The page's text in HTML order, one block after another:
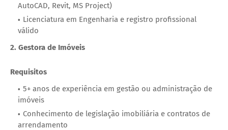
AutoCAD, Revit, MS Project)
Licenciatura em Engenharia e registro profissional
válido
2. Gestora de Imóveis
Requisitos
5+ anos de experiência em gestão ou administração de
imóveis
Conhecimento de legislação imobiliária e contratos de
arrendamento